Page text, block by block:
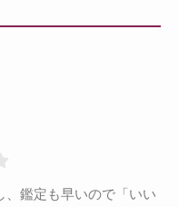
鑑定も早いので「いい